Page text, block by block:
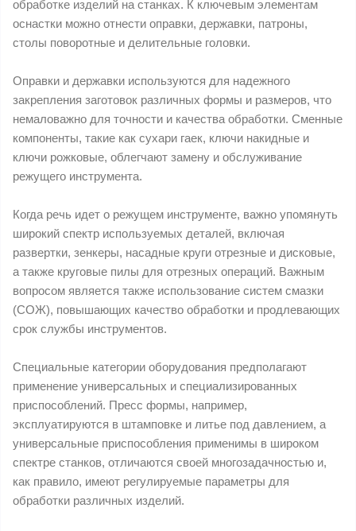
обработке изделий на станках. К ключевым элементам
оснастки можно отнести оправки, державки, патроны,
столы поворотные и делительные головки.
Оправки и державки используются для надежного
закрепления заготовок различных формы и размеров, что
немаловажно для точности и качества обработки. Сменные
компоненты, такие как сухари гаек, ключи накидные и
ключи рожковые, облегчают замену и обслуживание
режущего инструмента.
Когда речь идет о режущем инструменте, важно упомянуть
широкий спектр используемых деталей, включая
развертки, зенкеры, насадные круги отрезные и дисковые,
а также круговые пилы для отрезных операций. Важным
вопросом является также использование систем смазки
(СОЖ), повышающих качество обработки и продлевающих
срок службы инструментов.
Специальные категории оборудования предполагают
применение универсальных и специализированных
приспособлений. Пресс формы, например,
эксплуатируются в штамповке и литье под давлением, а
универсальные приспособления применимы в широком
спектре станков, отличаются своей многозадачностью и,
как правило, имеют регулируемые параметры для
обработки различных изделий.